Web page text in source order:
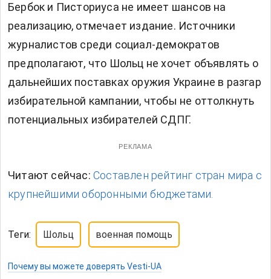
Бербок и Писториуса не имеет шансов на
реализацию, отмечает издание. Источники
журналистов среди социал-демократов
предполагают, что Шольц не хочет объявлять о
дальнейших поставках оружия Украине в разгар
избирательной кампании, чтобы не оттолкнуть
потенциальных избирателей СДПГ.
РЕКЛАМА
Читают сейчас: Составлен рейтинг стран мира с
крупнейшими оборонными бюджетами.
Теги: Шольц военная помощь
Почему вы можете доверять Vesti-UA